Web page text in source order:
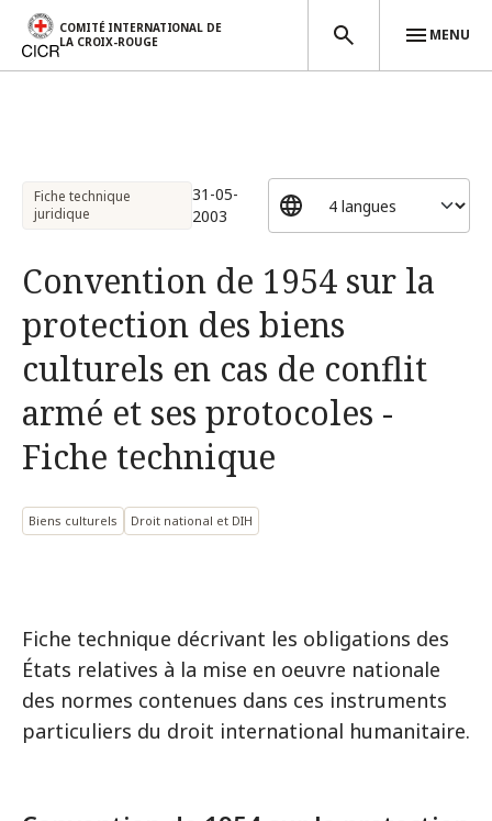
COMITÉ INTERNATIONAL DE
LA CROIX-ROUGE
MENU
Fiche technique
juridique
31-05-
2003
Convention de 1954 sur la
protection des biens
culturels en cas de conflit
armé et ses protocoles -
Fiche technique
Biens culturels Droit national et DIH
Fiche technique décrivant les obligations des
États relatives à la mise en oeuvre nationale
des normes contenues dans ces instruments
particuliers du droit international humanitaire.